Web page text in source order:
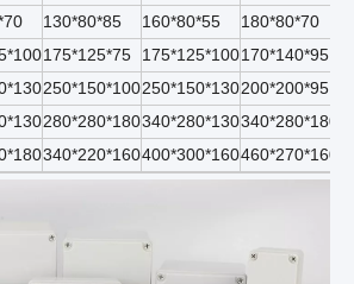
130*80*85 160*80*55 180*80*70
175*125*75 175*125*100170*140*​​95
250*150*100250*150*130200*200*95
280*280*180340*280*130340*280*180
340*220*160400*300*160460*270*160